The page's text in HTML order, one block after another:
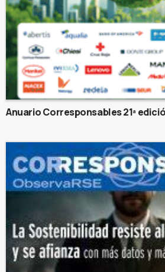
Anuario Corresponsables 21ª